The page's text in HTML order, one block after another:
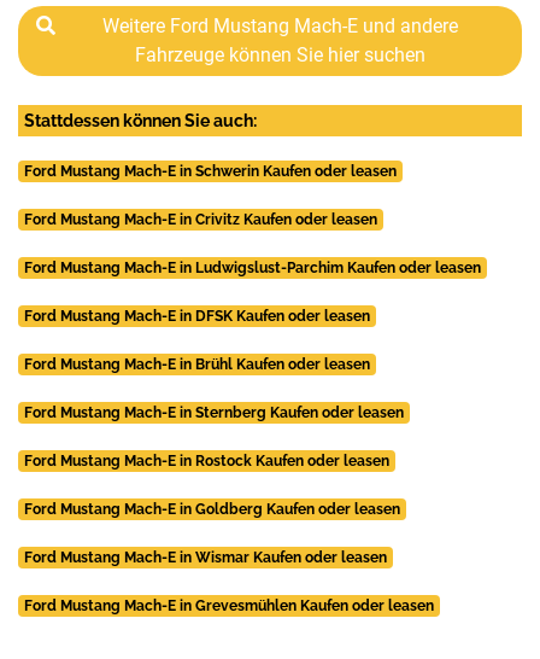
Weitere Ford Mustang Mach-E und andere
Fahrzeuge können Sie hier suchen
Stattdessen können Sie auch:
Ford Mustang Mach-E in Schwerin Kaufen oder leasen
Ford Mustang Mach-E in Crivitz Kaufen oder leasen
Ford Mustang Mach-E in Ludwigslust-Parchim Kaufen oder leasen
Ford Mustang Mach-E in DFSK Kaufen oder leasen
Ford Mustang Mach-E in Brühl Kaufen oder leasen
Ford Mustang Mach-E in Sternberg Kaufen oder leasen
Ford Mustang Mach-E in Rostock Kaufen oder leasen
Ford Mustang Mach-E in Goldberg Kaufen oder leasen
Ford Mustang Mach-E in Wismar Kaufen oder leasen
Ford Mustang Mach-E in Grevesmühlen Kaufen oder leasen